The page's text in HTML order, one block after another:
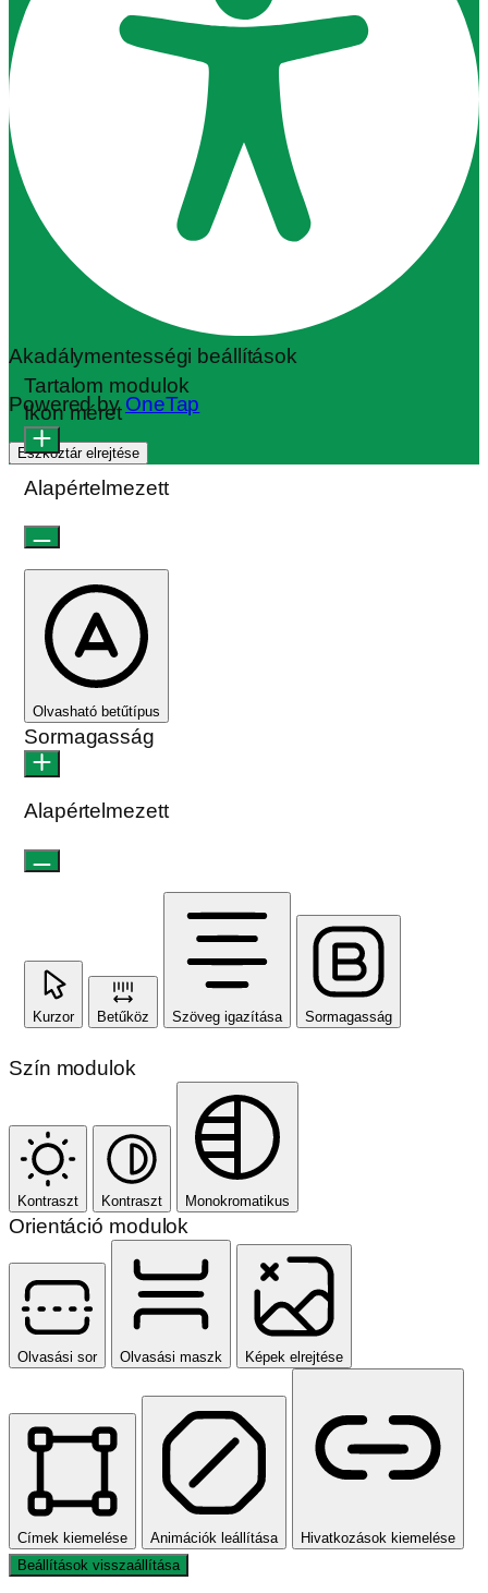
Akadálymentességi beállítások
Powered byOneTap
Eszköztár elrejtése
Tartalom modulok
Ikon méret
Alapértelmezett
Olvasható betűtípus
Sormagasság
Alapértelmezett
Kurzor Betűköz Szöveg igazítása Sormagasság
Szín modulok
Kontraszt Kontraszt Monokromatikus
Orientáció modulok
Olvasási sor Olvasási maszk Képek elrejtése
Címek kiemelése Animációk leállítása
Hivatkozások kiemelése
Beállítások visszaállítása